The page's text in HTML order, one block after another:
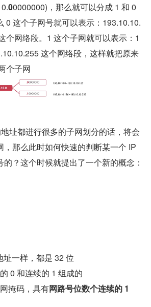
00000000)，那么就可以分成 1 和 0
0 这个子网号就可以表示：193.10.10.
个网络段。1 这个子网就可以表示：1
这个网络段，这样就把原来
个子网
址都进行很多的子网划分的话，将会
，那么此时如何快速的判断某一个 IP
？这个时候就提出了一个新的概念：
址一样，都是 32 位
的 0 和连续的 1 组成的
掩码，具有网路号位数个连续的 1